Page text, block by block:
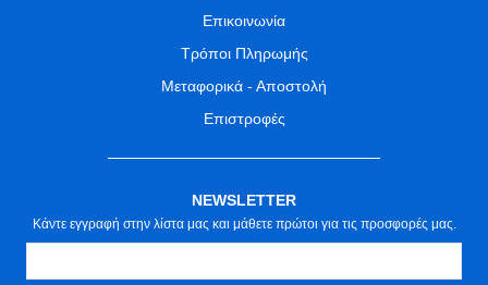
Επικοινωνία
Τρόποι Πληρωμής
Μεταφορικά - Αποστολή
Επιστροφές
NEWSLETTER
Κάντε εγγραφή στην λίστα μας και μάθετε πρώτοι για τις προσφορές μας.